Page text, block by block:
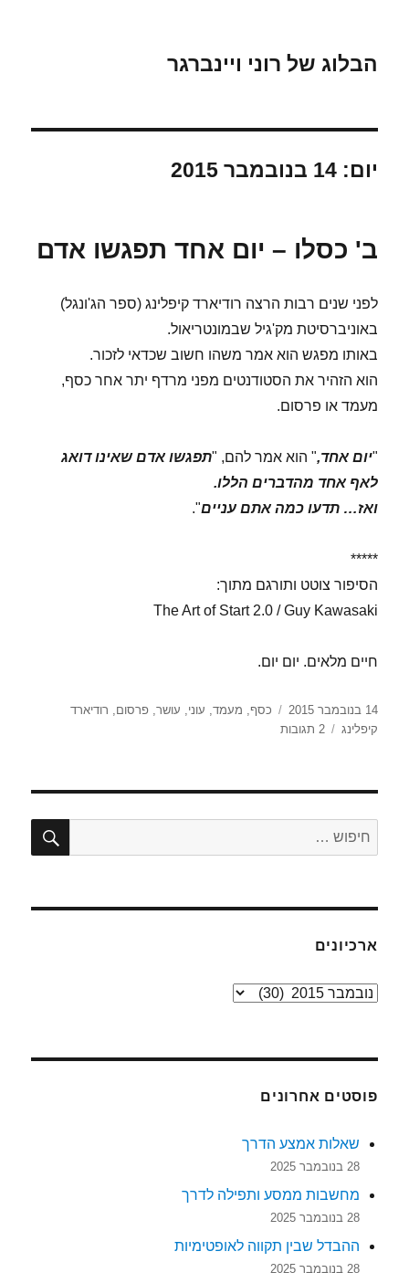
הבלוג של רוני ויינברגר
יום:14 בנובמבר 2015
ב' כסלו – יום אחד תפגשו אדם
לפני שנים רבות הרצה רודיארד קיפלינג (ספר הג'ונגל)
באוניברסיטת מק'גיל שבמונטריאול.
באותו מפגש הוא אמר משהו חשוב שכדאי לזכור.
הוא הזהיר את הסטודנטים מפני מרדף יתר אחר כסף,
מעמד או פרסום.
"יום אחד," הוא אמר להם, "תפגשו אדם שאינו דואג
לאף אחד מהדברים הללו.
ואז… תדעו כמה אתם עניים".
*****
הסיפור צוטט ותורגם מתוך:
The Art of Start 2.0 / Guy Kawasaki
חיים מלאים. יום יום.
פורסם
בתאריך
14 בנובמבר 2015 תגיות
כסף, מעמד, עוני, עושר,פרסום, רודיארד
קיפלינג
2 תגובות
על
אחד
חפש:
ארכיונים
ארכיונים
פוסטים אחרונים
שאלות אמצע הדרך
28 בנובמבר 2025
מחשבות ממסע ותפילה לדרך
28 בנובמבר 2025
ההבדל שבין תקווה לאופטימיות
28 בנובמבר 2025